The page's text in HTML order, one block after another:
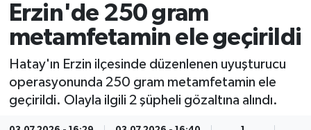
Erzin'de 250 gram
metamfetamin ele geçirildi
Hatay'ın Erzin ilçesinde düzenlenen uyuşturucu
operasyonunda 250 gram metamfetamin ele
geçirildi. Olayla ilgili 2 şüpheli gözaltına alındı.